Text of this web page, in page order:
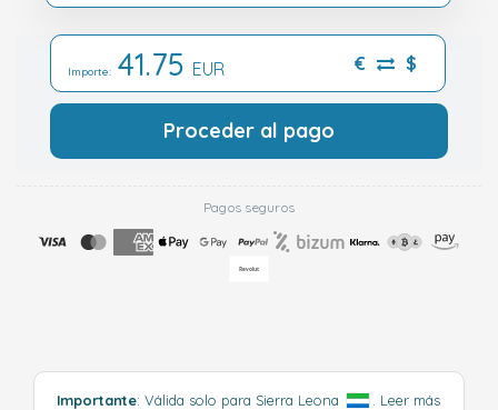
Importe: 41.75 EUR € $
Proceder al pago
Pagos seguros
Importante: Válida solo para Sierra Leona
Leer más